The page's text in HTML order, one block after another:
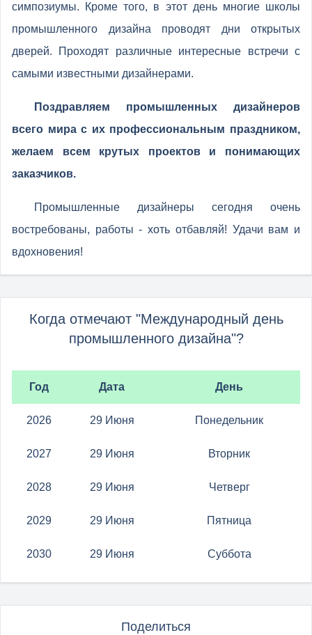
симпозиумы. Кроме того, в этот день многие школы
промышленного дизайна проводят дни открытых
дверей. Проходят различные интересные встречи с
самыми известными дизайнерами.
Поздравляем промышленных дизайнеров
всего мира с их профессиональным праздником,
желаем всем крутых проектов и понимающих
заказчиков.
Промышленные дизайнеры сегодня очень
востребованы, работы - хоть отбавляй! Удачи вам и
вдохновения!
Когда отмечают "Международный день
промышленного дизайна"?
Год Дата День
2026 29 Июня Понедельник
2027 29 Июня Вторник
2028 29 Июня Четверг
2029 29 Июня Пятница
2030 29 Июня Суббота
Поделиться